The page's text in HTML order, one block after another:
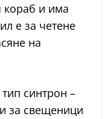
кораб и има
е за четене
на
синтрон –
за свещеници